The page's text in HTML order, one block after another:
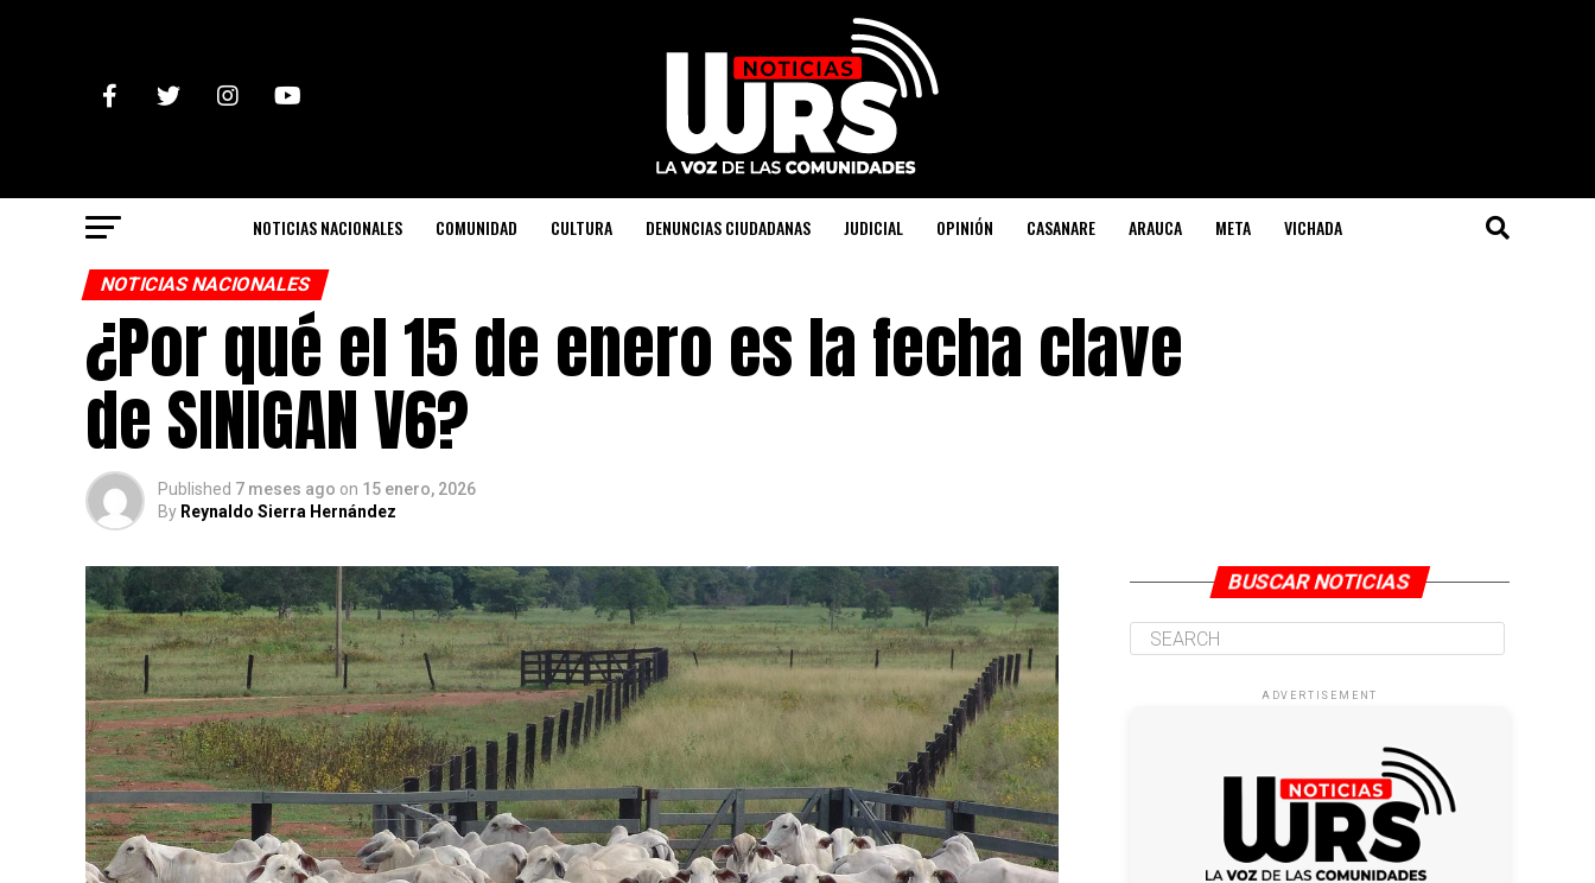
NOTICIAS NACIONALES COMUNIDAD CULTURA DENUNCIAS CIUDADANAS JUDICIAL OPINIÓN CASANARE ARAUCA META VICHADA
NOTICIAS NACIONALES
¿Por qué el 15 de enero es la fecha clave
de SINIGAN V6?
Published 7 meses ago on 15 enero, 2026
By Reynaldo Sierra Hernández
BUSCAR NOTICIAS
ADVERTISEMENT